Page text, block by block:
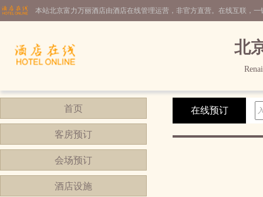
本站北京富力万丽酒店由酒店在线管理运营，非官方直营。在线互联，
北
首页
客房预订
会场预订
酒店设施
在线预订